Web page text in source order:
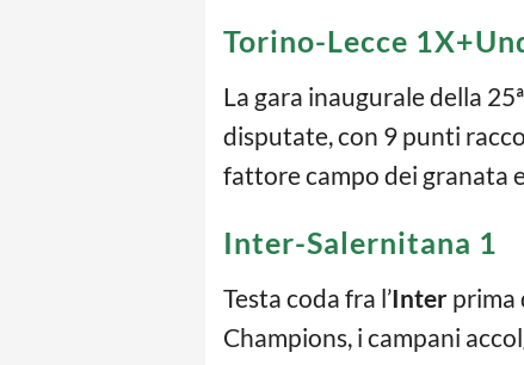
Torino-Lecce
La gara inaugurale della
disputate, con 9 punti
fattore campo dei granata
Inter-Salernitana 1
Testa coda fra l’Inter prima
Champions, i campani